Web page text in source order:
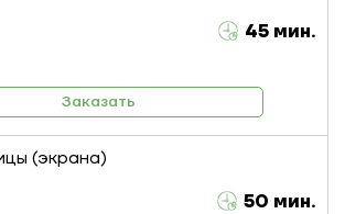
45 мин.
Заказать
(экрана)
50 мин.